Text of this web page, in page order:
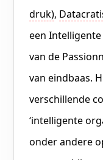
druk),
een Intelligente
van de
van eindbaas.
verschillende
‘intelligente
onder andere